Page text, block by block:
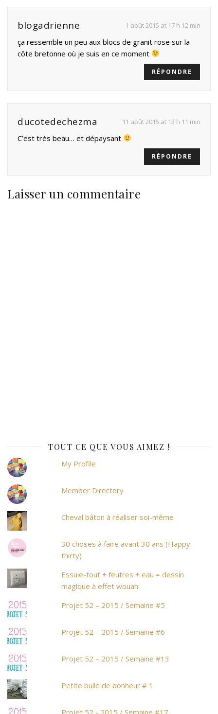
blogadrienne 1 août 2015 at 17 h 12 min
ça ressemble un peu aux blocs de granit rose sur la
côte bretonne où je suis en ce moment
RÉPONDRE
ducotedechezma 11 août 2015 at 13 h 11 min
C’est très beau… et dépaysant
RÉPONDRE
Laisser un commentaire
TOUT CE QUE VOUS AIMEZ !
My Profile
Member Directory
Cheval bâton à réaliser soi-même
30 choses à faire avant 30 ans (Happy
thirty)
Essuie-tout + feutres + eau = dessin
magique à effet wouah
Projet 52 – 2015 / Semaine #5
Projet 52 – 2015 / Semaine #6
Projet 52 – 2015 / Semaine #13
Petite bulle de bonheur # 1
Projet 52 - 2015 / Semaine #17